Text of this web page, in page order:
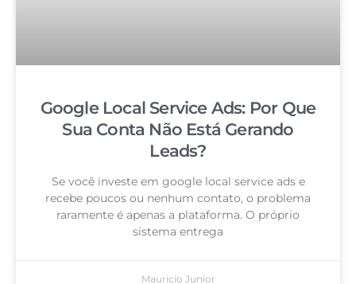
Google Local Service Ads: Por Que
Sua Conta Não Está Gerando
Leads?
Se você investe em google local service ads e
recebe poucos ou nenhum contato, o problema
raramente é apenas a plataforma. O próprio
sistema entrega
Mauricio Junior